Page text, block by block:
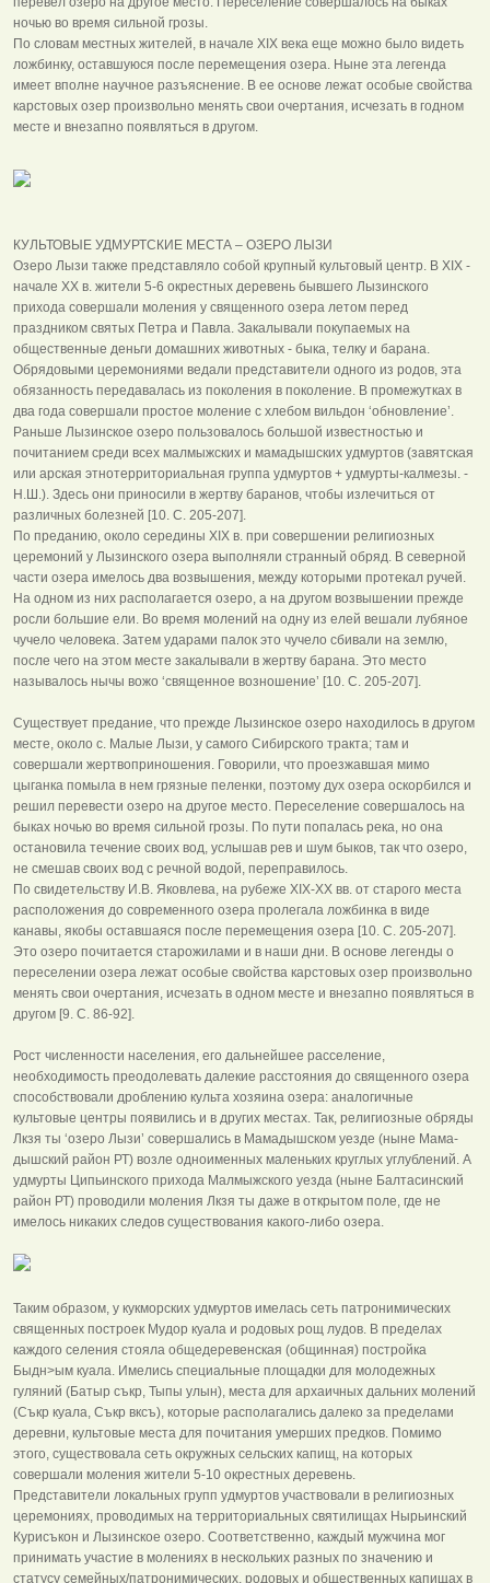
ночью во время сильной грозы.
По словам местных жителей, в начале XIX века еще можно было видеть
ложбинку, оставшуюся после перемещения озера. Ныне эта легенда
имеет вполне научное разъяснение. В ее основе лежат особые свойства
карстовых озер произвольно менять свои очертания, исчезать в годном
месте и внезапно появляться в другом.
КУЛЬТОВЫЕ УДМУРТСКИЕ МЕСТА – ОЗЕРО ЛЫЗИ
Озеро Лызи также представляло собой крупный культовый центр. В XIX -
начале XX в. жители 5-6 окрестных деревень бывшего Лызинского
прихода совершали моления у священного озера летом перед
праздником святых Петра и Павла. Закалывали покупаемых на
общественные деньги домашних животных - быка, телку и барана.
Обрядовыми церемониями ведали представители одного из родов, эта
обязанность передавалась из поколения в поколение. В промежутках в
два года совершали простое моление с хлебом вильдон ‘обновление’.
Раньше Лызинское озеро пользовалось большой известностью и
почитанием среди всех малмыжских и мамадышских удмуртов (завятская
или арская этнотерриториальная группа удмуртов + удмурты-калмезы. -
Н.Ш.). Здесь они приносили в жертву баранов, чтобы излечиться от
различных болезней [10. С. 205-207].
По преданию, около середины XIX в. при совершении религиозных
церемоний у Лызинского озера выполняли странный обряд. В северной
части озера имелось два возвышения, между которыми протекал ручей.
На одном из них располагается озеро, а на другом возвышении прежде
росли большие ели. Во время молений на одну из елей вешали лубяное
чучело человека. Затем ударами палок это чучело сбивали на землю,
после чего на этом месте закалывали в жертву барана. Это место
называлось нычы вожо ‘священное возношение’ [10. С. 205-207].
Существует предание, что прежде Лызинское озеро находилось в другом
месте, около с. Малые Лызи, у самого Сибирского тракта; там и
совершали жертвоприношения. Говорили, что проезжавшая мимо
цыганка помыла в нем грязные пеленки, поэтому дух озера оскорбился и
решил перевести озеро на другое место. Переселение совершалось на
быках ночью во время сильной грозы. По пути попалась река, но она
остановила течение своих вод, услышав рев и шум быков, так что озеро,
не смешав своих вод с речной водой, переправилось.
По свидетельству И.В. Яковлева, на рубеже XIX-XX вв. от старого места
расположения до современного озера пролегала ложбинка в виде
канавы, якобы оставшаяся после перемещения озера [10. С. 205-207].
Это озеро почитается старожилами и в наши дни. В основе легенды о
переселении озера лежат особые свойства карстовых озер произвольно
менять свои очертания, исчезать в одном месте и внезапно появляться в
другом [9. С. 86-92].
Рост численности населения, его дальнейшее расселение,
необходимость преодолевать далекие расстояния до священного озера
способствовали дроблению культа хозяина озера: аналогичные
культовые центры появились и в других местах. Так, религиозные обряды
Лкзя ты ‘озеро Лызи’ совершались в Мамадышском уезде (ныне Мама-
дышский район РТ) возле одноименных маленьких круглых углублений. А
удмурты Ципьинского прихода Малмыжского уезда (ныне Балтасинский
район РТ) проводили моления Лкзя ты даже в открытом поле, где не
имелось никаких следов существования какого-либо озера.
Таким образом, у кукморских удмуртов имелась сеть патронимических
священных построек Мудор куала и родовых рощ лудов. В пределах
каждого селения стояла общедеревенская (общинная) постройка
Быдн>ым куала. Имелись специальные площадки для молодежных
гуляний (Батыр съкр, Тыпы улын), места для архаичных дальних молений
(Съкр куала, Съкр вксъ), которые располагались далеко за пределами
деревни, культовые места для почитания умерших предков. Помимо
этого, существовала сеть окружных сельских капищ, на которых
совершали моления жители 5-10 окрестных деревень.
Представители локальных групп удмуртов участвовали в религиозных
церемониях, проводимых на территориальных святилищах Нырьинский
Курисъкон и Лызинское озеро. Соответственно, каждый мужчина мог
принимать участие в молениях в нескольких разных по значению и
статусу семейных/патронимических, родовых и общественных капищах в